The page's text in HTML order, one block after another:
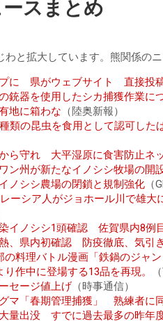
スまとめ
わと拡大しています。熊関係の
に 県がウェブサイト 直接投
銃器を使用したシカ捕獲作業に
地に箱わな （陸奥新報）
類の昆虫を食用として認可し
ら守れ 大平湿原に食害防止
ン州が新たなイノシシ牧場の開
ノシシ農場の閉鎖と規制強化 （
レーシア人がジョホール川で雄
イノシシ1頭確認 佐賀県内8例
、県内初確認 防疫徹底、気引
の料理バトル漫画「鉄鍋のジャ
作中に登場する13品を再現。
セージ値上げ （時事通信）
グマ「春期管理捕獲」 熟練者に
量出没 すでに過去最多の昨年